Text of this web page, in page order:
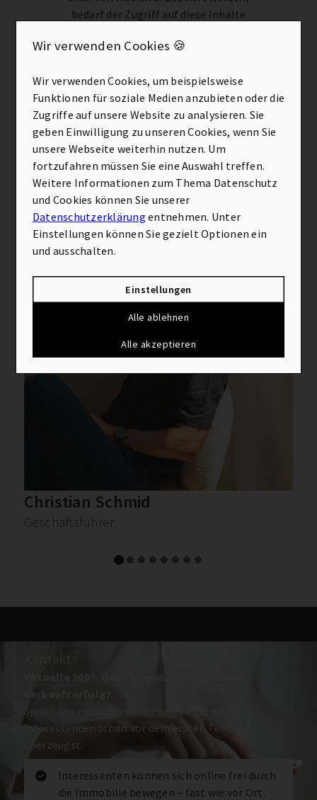
bedarf der Zugriff auf diese Inhalte
Ich stimme zu
Deine Ansprechpartner
Ein Team aus gut ausgebildeten Experten
Alle ansehen
Christian Schmid
Geschäftsführer
Verkaufserfolg?
Sprich uns einfach an – wir zeigen dir, wie du
Interessenten schon vor dem ersten Termin
überzeugst.
Interessenten können sich online frei durch
die Immobilie bewegen – fast wie vor Ort.
Wir verwenden Cookies 🍪
Wir verwenden Cookies, um beispielsweise
Funktionen für soziale Medien anzubieten oder die
Zugriffe auf unsere Website zu analysieren. Sie
geben Einwilligung zu unseren Cookies, wenn Sie
unsere Webseite weiterhin nutzen. Um
fortzufahren müssen Sie eine Auswahl treffen.
Weitere Informationen zum Thema Datenschutz
und Cookies können Sie unserer
Datenschutzerklärung entnehmen. Unter
Einstellungen können Sie gezielt Optionen ein
und ausschalten.
Einstellungen
Alle ablehnen
Alle akzeptieren